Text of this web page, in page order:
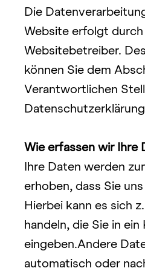
Die
Website erfolgt durch
Websitebetreiber.
können Sie dem
Verantwortlichen
Wie erfassen wir Ihre
Ihre Daten werden
erhoben, dass Sie
Hierbei kann es sich
handeln, die Sie in
eingeben.Andere
automatisch oder